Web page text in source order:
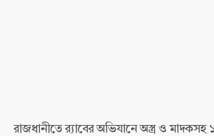
রাজধানীতে র‍্যাবের অভিযানে অস্ত্র ও